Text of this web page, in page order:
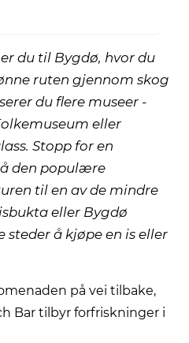
du til Bygdø, hvor du
ruten gjennom skog
du flere museer -
eller
Stopp for en
den populære
til en av de mindre
eller Bygdø
steder å kjøpe en is eller
på vei tilbake,
Bar tilbyr forfriskninger i